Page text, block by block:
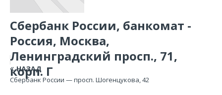
Сбербанк России, банкомат -
Россия, Москва,
Ленинградский просп., 71,
корп. Г
НАЗАД
Сбербанк России — просп. Шогенцукова, 42